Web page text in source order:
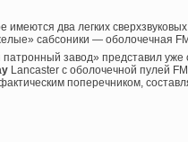
имеются два легких
сабсоники — оболочечная
патронный завод» представил
Lancaster с оболочечной пулей
поперечником,